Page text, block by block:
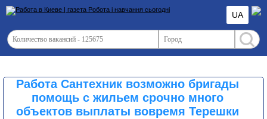
UA
Работа Сантехник возможно бригады
помощь с жильем срочно много
объектов выплаты вовремя Терешки